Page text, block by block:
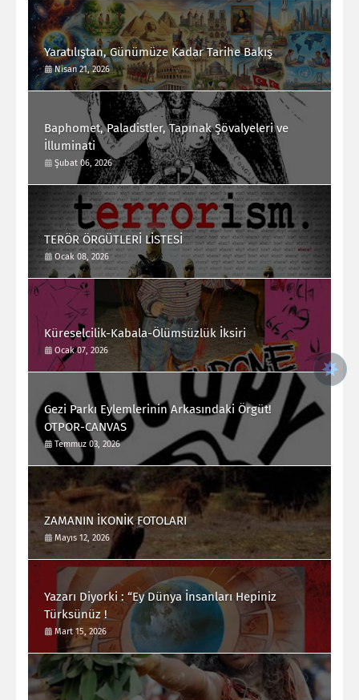
Yaratılıştan, Günümüze Kadar Tarihe Bakış
Nisan 21, 2026
Baphomet, Paladistler, Tapınak Şövalyeleri ve
İlluminati
Şubat 06, 2026
TERÖR ÖRGÜTLERİ LİSTESİ
Ocak 08, 2026
Küreselcilik-Kabala-Ölümsüzlük İksiri
Ocak 07, 2026
Gezi Parkı Eylemlerinin Arkasındaki Örgüt!
OTPOR-CANVAS
Temmuz 03, 2026
ZAMANIN İKONİK FOTOLARI
Mayıs 12, 2026
Yazarı Diyorki : “Ey Dünya İnsanları Hepiniz
Türksünüz !
Mart 15, 2026